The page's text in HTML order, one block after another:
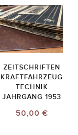
ZEITSCHRIFTEN
KRAFTFAHRZEUG
TECHNIK
JAHRGANG 1953
50,00 €